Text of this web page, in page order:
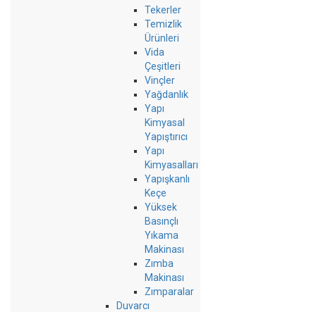
Tekerler
Temizlik
Ürünleri
Vida
Çeşitleri
Vinçler
Yağdanlık
Yapı
Kimyasal
Yapıştırıcı
Yapı
Kimyasalları
Yapışkanlı
Keçe
Yüksek
Basınçlı
Yıkama
Makinası
Zımba
Makinası
Zımparalar
Duvarcı